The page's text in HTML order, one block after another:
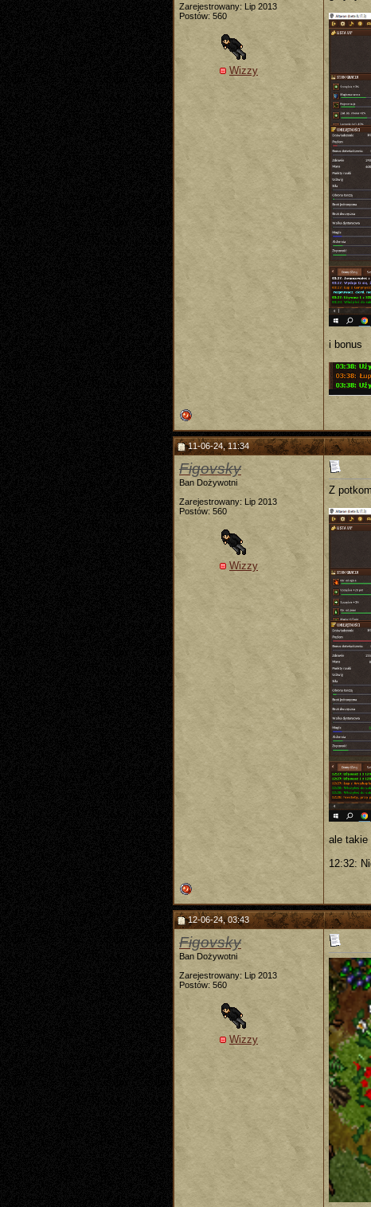
Zarejestrowany: Lip 2013
Postów: 560
Wizzy
i bonus
11-06-24, 11:34
Figovsky
Ban Dożywotni
Zarejestrowany: Lip 2013
Postów: 560
Wizzy
Z
ale takie
12:32:
12-06-24, 03:43
Figovsky
Ban Dożywotni
Zarejestrowany: Lip 2013
Postów: 560
Wizzy